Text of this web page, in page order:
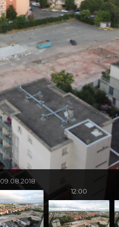
12:00
09.08.2018